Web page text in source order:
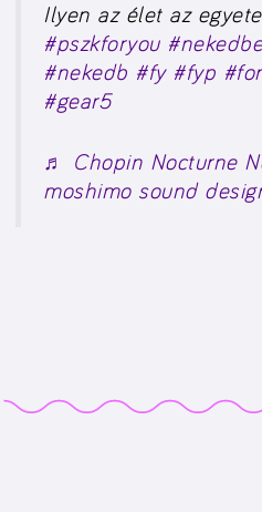
Ilyen az élet az
#pszkforyou #nekedbe
#nekedb #fy #fyp
#gear5
♬ Chopin Nocturne
moshimo sound